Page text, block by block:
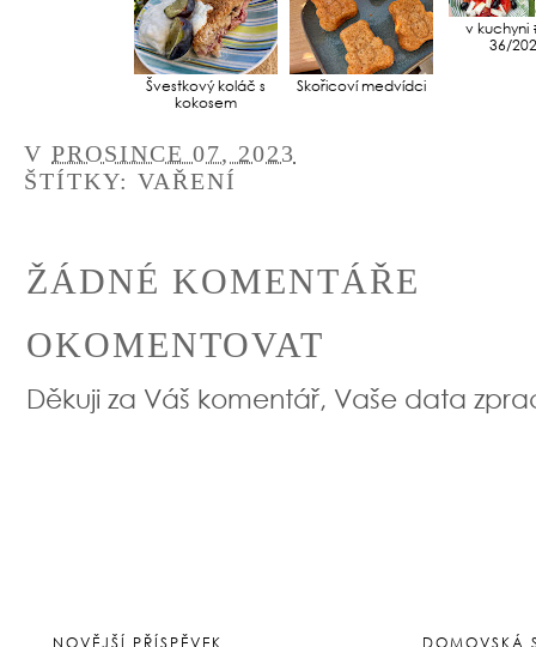
Švestkový koláč s
kokosem
Skořicoví medvídci
v kuchyni
36/
V PROSINCE 07, 2023
ŠTÍTKY: VAŘENÍ
ŽÁDNÉ KOMENTÁŘE
OKOMENTOVAT
Děkuji za Váš komentář, Vaše data
NOVĚJŠÍ PŘÍSPĚVEK DOMOVSKÁ